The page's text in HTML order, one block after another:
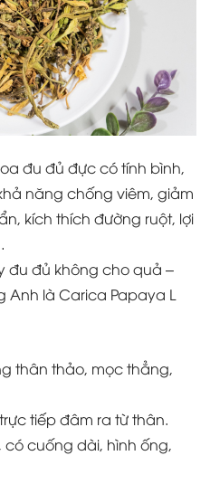
đu đủ đực có tính bình,
năng chống viêm, giảm
kích thích đường ruột, lợi
đu đủ không cho quả –
là Carica Papaya L
thân thảo, mọc thẳng,
tiếp đâm ra từ thân.
có cuống dài, hình ống,